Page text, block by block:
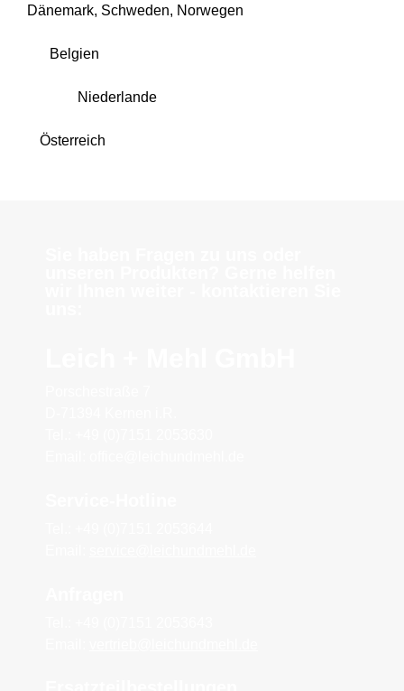
Dänemark, Schweden, Norwegen
Belgien
Niederlande
Österreich